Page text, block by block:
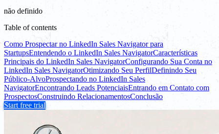
não definido
Table of contents
Como Prospectar no LinkedIn Sales Navigator para
StartupsEntendendo o LinkedIn Sales NavigatorCaracterísticas
Principais do LinkedIn Sales NavigatorConfigurando Sua Conta no
LinkedIn Sales NavigatorOtimizando Seu PerfilDefinindo Seu
Público-AlvoProspectando no LinkedIn Sales
NavigatorEncontrando Leads PotenciaisEntrando em Contato com
ProspectosConstruindo RelacionamentosConclusão
Start free trial